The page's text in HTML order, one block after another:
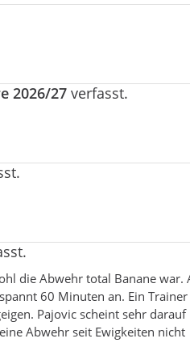
2026/27 verfasst.
die Abwehr total Banane war.
60 Minuten an. Ein Trainer
Pajovic scheint sehr darauf
Abwehr seit Ewigkeiten nicht